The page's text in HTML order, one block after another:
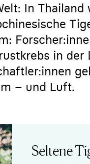
In
in der
– und Luft.
Seltene